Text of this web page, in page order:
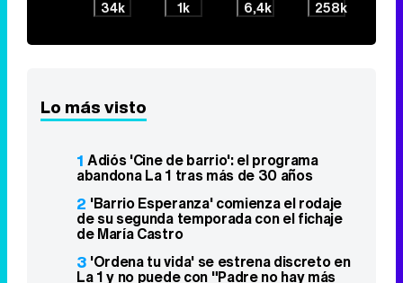
34k 1k 6,4k 258k
Lo más visto
1 Adiós 'Cine de barrio': el programa
abandona La 1 tras más de 30 años
2 'Barrio Esperanza' comienza el rodaje
de su segunda temporada con el fichaje
de María Castro
3 'Ordena tu vida' se estrena discreto en
La 1 y no puede con "Padre no hay más